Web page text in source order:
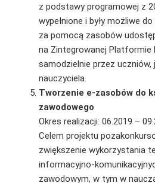
z podstawy programowej z
wypełnione i były możliwe
za pomocą zasobów
na Zintegrowanej Platformie
samodzielnie przez uczniów,
nauczyciela.
Tworzenie e-zasobów do
zawodowego
Okres realizacji: 06.2019 –
Celem projektu
zwiększenie wykorzystania
informacyjno-
zawodowym, w tym w